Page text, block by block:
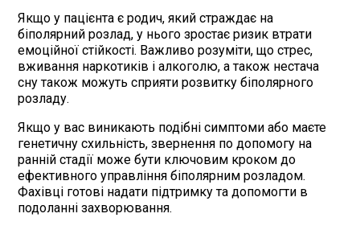
Якщо у пацієнта є родич, який страждає на
біполярний розлад, у нього зростає ризик втрати
емоційної стійкості. Важливо розуміти, що стрес,
вживання наркотиків і алкоголю, а також нестача
сну також можуть сприяти розвитку біполярного
розладу.
Якщо у вас виникають подібні симптоми або маєте
генетичну схильність, звернення по допомогу на
ранній стадії може бути ключовим кроком до
ефективного управління біполярним розладом.
Фахівці готові надати підтримку та допомогти в
подоланні захворювання.